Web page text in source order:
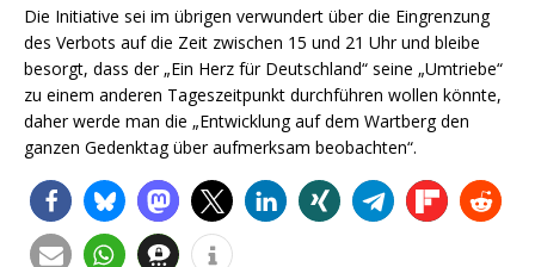
Die Initiative sei im übrigen verwundert über die Eingrenzung
des Verbots auf die Zeit zwischen 15 und 21 Uhr und bleibe
besorgt, dass der „Ein Herz für Deutschland“ seine „Umtriebe“
zu einem anderen Tageszeitpunkt durchführen wollen könnte,
daher werde man die „Entwicklung auf dem Wartberg den
ganzen Gedenktag über aufmerksam beobachten“.